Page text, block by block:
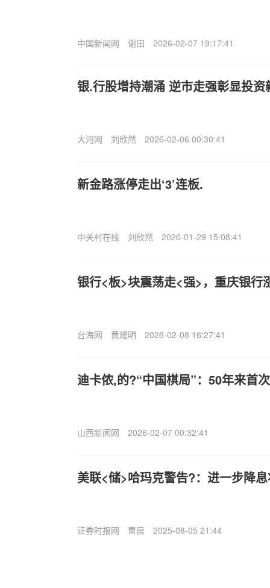
中国新闻网 谢田 2026-02-07 19:17:41
银.行股增持潮涌 逆市走强彰显投资
大河网 刘欣然 2026-02-06 00:30:41
新金路涨停走出‘3’连板.
中关村在线 刘欣然 2026-01-29 15:08:41
银行<板>块震荡走<强>，重庆银行
台海网 黄耀明 2026-02-08 16:27:41
迪卡侬,的?“中国棋局”：50年来首
山西新闻网 2026-02-07 00:32:41
美联<储>哈玛克警告?：进一步降
证券时报网 曹晨 2025-08-05 21:44